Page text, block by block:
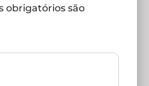
obrigatórios são